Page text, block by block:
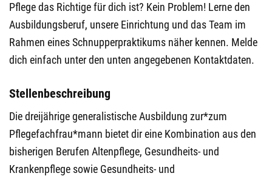
Pflege das Richtige für dich ist? Kein Problem! Lerne den
Ausbildungsberuf, unsere Einrichtung und das Team im
Rahmen eines Schnupperpraktikums näher kennen. Melde
dich einfach unter den unten angegebenen Kontaktdaten.
Stellenbeschreibung
Die dreijährige generalistische Ausbildung zur*zum
Pflegefachfrau*mann bietet dir eine Kombination aus den
bisherigen Berufen Altenpflege, Gesundheits- und
Krankenpflege sowie Gesundheits- und